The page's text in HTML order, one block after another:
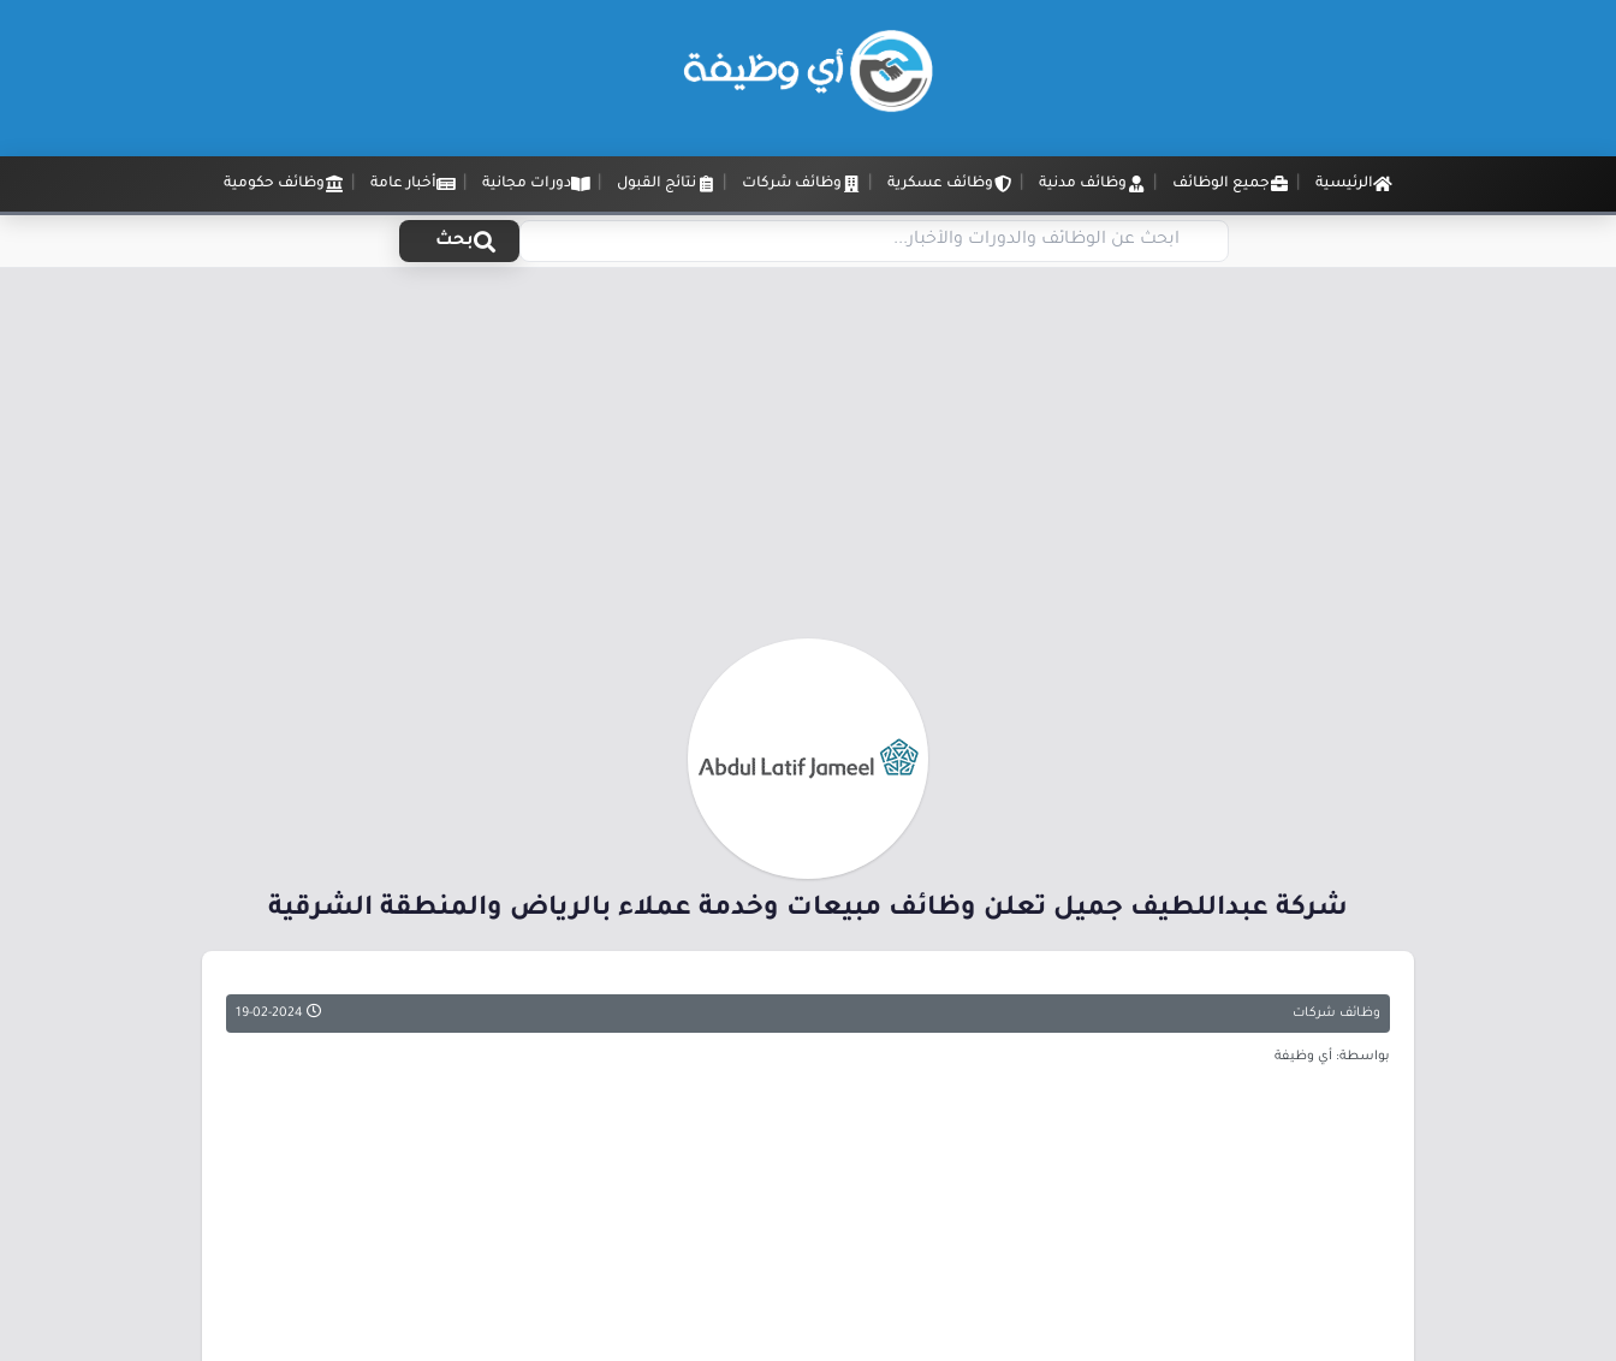
الرئيسية جميع الوظائف وظائف مدنية وظائف عسكرية وظائف شركات نتائج القبول دورات مجانية أخبار عامة وظائف حكومية
بحث
شركة عبداللطيف جميل تعلن وظائف مبيعات وخدمة عملاء بالرياض والمنطقة الشرقية
وظائف شركات
بواسطة: أي وظيفة